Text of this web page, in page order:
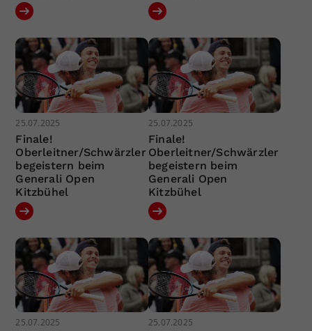
25.07.2025
Finale!
Oberleitner/Schwärzler
begeistern beim
Generali Open
Kitzbühel
25.07.2025
Finale!
Oberleitner/Schwärzler
begeistern beim
Generali Open
Kitzbühel
25.07.2025 25.07.2025